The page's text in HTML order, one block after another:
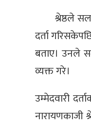
श्रेष्ठले
दर्ता
बताए। उनले
व्यक्त गरे।
उम्मेदवारी
नारायणकाजी